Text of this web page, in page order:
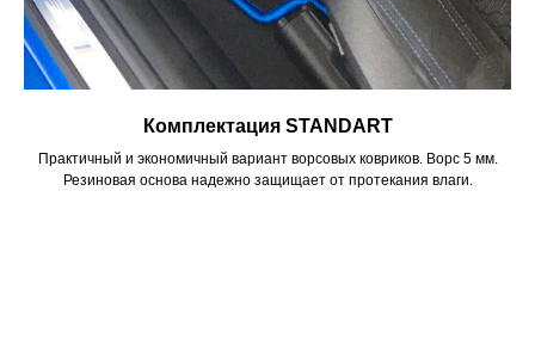
Комплектация STANDART
Практичный и экономичный вариант ворсовых ковриков. Ворс 5 мм.
Резиновая основа надежно защищает от протекания влаги.